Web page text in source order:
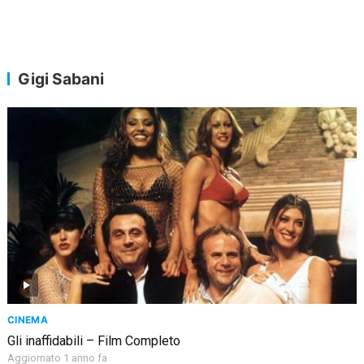
Gigi Sabani
CINEMA
Gli inaffidabili – Film Completo
Aggiornato 1 anno fa